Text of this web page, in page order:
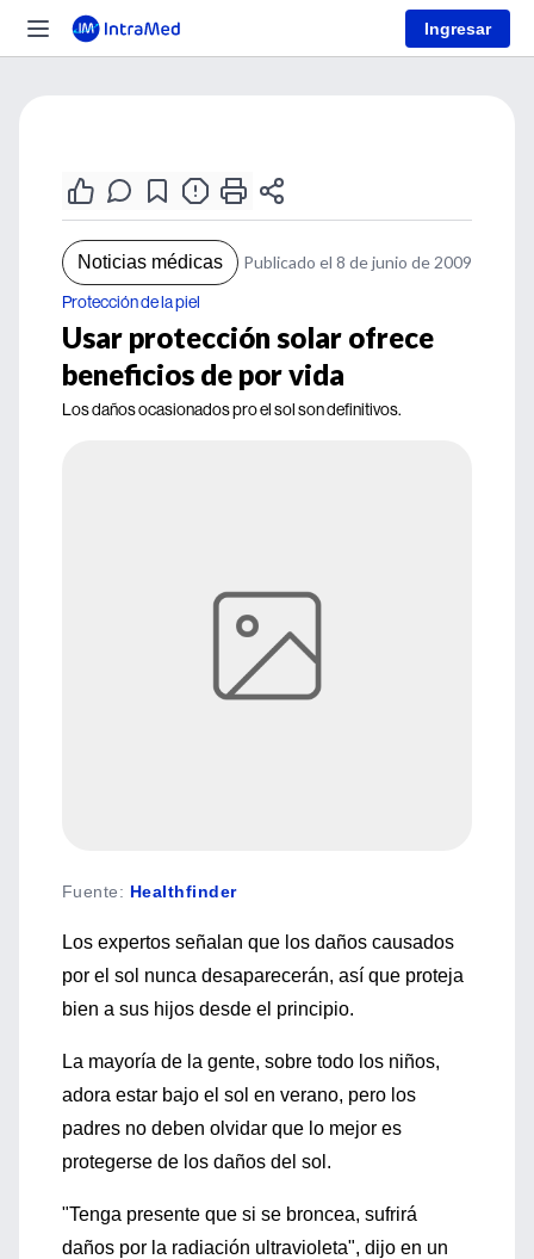
Ingresar
Noticias médicas Publicado el 8 de junio de 2009
Protección de la piel
Usar protección solar ofrece
beneficios de por vida
Los daños ocasionados pro el sol son definitivos.
Fuente: Healthfinder
Los expertos señalan que los daños causados
por el sol nunca desaparecerán, así que proteja
bien a sus hijos desde el principio.
La mayoría de la gente, sobre todo los niños,
adora estar bajo el sol en verano, pero los
padres no deben olvidar que lo mejor es
protegerse de los daños del sol.
"Tenga presente que si se broncea, sufrirá
daños por la radiación ultravioleta", dijo en un